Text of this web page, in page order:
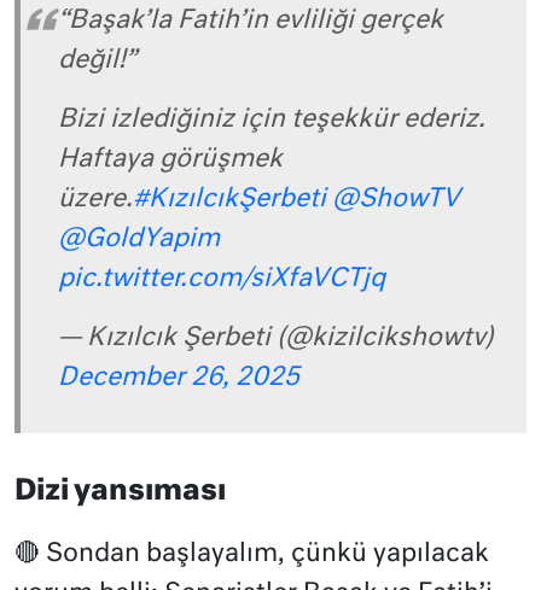
“Başak’la Fatih’in evliliği gerçek
değil!”
Bizi izlediğiniz için teşekkür ederiz.
Haftaya görüşmek
üzere.#KızılcıkŞerbeti @ShowTV
@GoldYapim
pic.twitter.com/siXfaVCTjq
— Kızılcık Şerbeti (@kizilcikshowtv)
December 26, 2025
Dizi yansıması
🔴 Sondan başlayalım, çünkü yapılacak